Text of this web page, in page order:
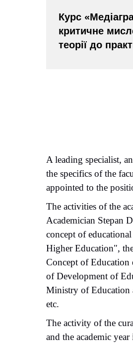
Курс
критичне
теорії до
A leading specialist,
the specifics of the
appointed to the
The activities of the
Academician Stepan
concept of
Higher Education",
Concept of
of Development of
Ministry of Education
etc.
The activity of the
and the academic